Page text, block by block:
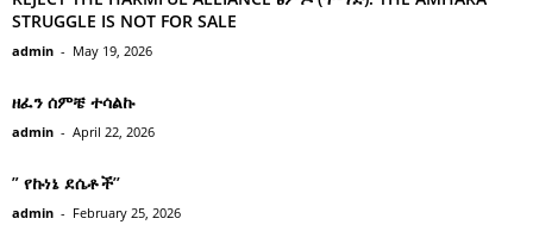
STRUGGLE IS NOT FOR SALE
admin - May 19, 2026
ዘፈን ሰምቼ ተሳልኩ
admin - April 22, 2026
” የኩነኔ ደሴቶች’’
admin - February 25, 2026